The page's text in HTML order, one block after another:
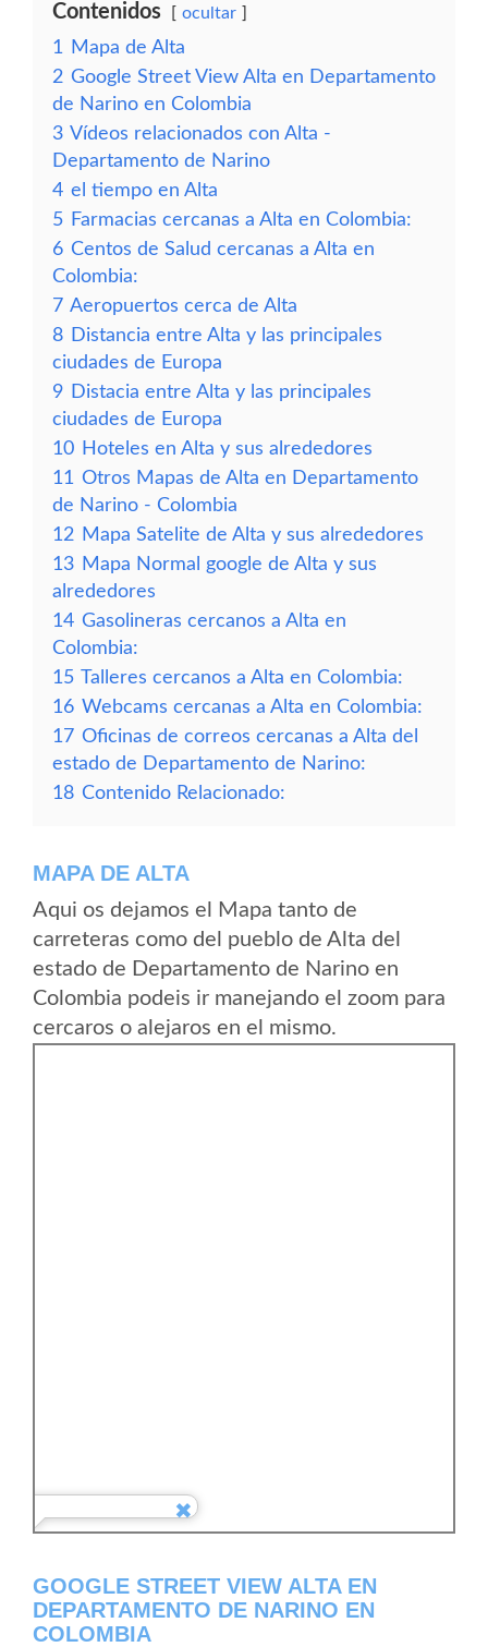
Contenidos ocultar
1
Mapa de Alta
2 Google Street View Alta en Departamento
de Narino en Colombia
3 Vídeos relacionados con Alta -
Departamento de Narino
4 el tiempo en Alta
5 Farmacias cercanas a Alta en Colombia:
6 Centos de Salud cercanas a Alta en
Colombia:
7 Aeropuertos cerca de Alta
8 Distancia entre Alta y las principales
ciudades de Europa
9 Distacia entre Alta y las principales
ciudades de Europa
10 Hoteles en Alta y sus alrededores
11 Otros Mapas de Alta en Departamento
de Narino - Colombia
12 Mapa Satelite de Alta y sus alrededores
13 Mapa Normal google de Alta y sus
alrededores
14 Gasolineras cercanos a Alta en
Colombia:
15 Talleres cercanos a Alta en Colombia:
16 Webcams cercanas a Alta en Colombia:
17 Oficinas de correos cercanas a Alta del
estado de Departamento de Narino:
18 Contenido Relacionado:
MAPA DE ALTA
Aqui os dejamos el Mapa tanto de
carreteras como del pueblo de Alta del
estado de Departamento de Narino en
Colombia podeis ir manejando el zoom para
cercaros o alejaros en el mismo.
GOOGLE STREET VIEW ALTA EN
DEPARTAMENTO DE NARINO EN
COLOMBIA